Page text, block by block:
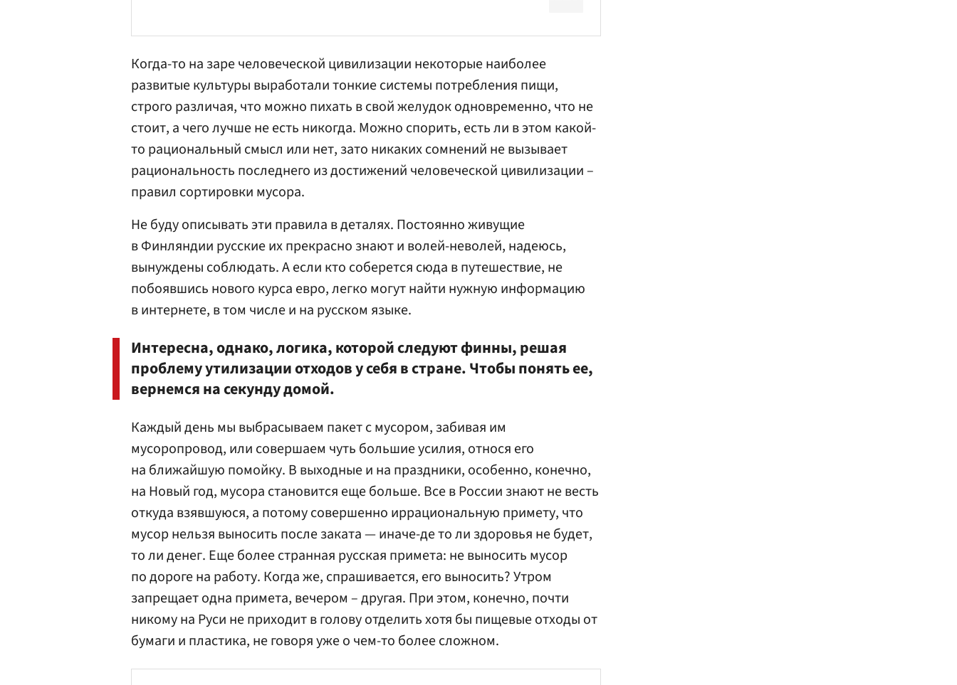
Когда-то на заре человеческой цивилизации некоторые наиболее
развитые культуры выработали тонкие системы потребления пищи,
строго различая, что можно пихать в свой желудок одновременно, что не
стоит, а чего лучше не есть никогда. Можно спорить, есть ли в этом какой-
то рациональный смысл или нет, зато никаких сомнений не вызывает
рациональность последнего из достижений человеческой цивилизации –
правил сортировки мусора.
Не буду описывать эти правила в деталях. Постоянно живущие
в Финляндии русские их прекрасно знают и волей-неволей, надеюсь,
вынуждены соблюдать. А если кто соберется сюда в путешествие, не
побоявшись нового курса евро, легко могут найти нужную информацию
в интернете, в том числе и на русском языке.
Интересна, однако, логика, которой следуют финны, решая
проблему утилизации отходов у себя в стране. Чтобы понять ее,
вернемся на секунду домой.
Каждый день мы выбрасываем пакет с мусором, забивая им
мусоропровод, или совершаем чуть большие усилия, относя его
на ближайшую помойку. В выходные и на праздники, особенно, конечно,
на Новый год, мусора становится еще больше. Все в России знают не весть
откуда взявшуюся, а потому совершенно иррациональную примету, что
мусор нельзя выносить после заката — иначе-де то ли здоровья не будет,
то ли денег. Еще более странная русская примета: не выносить мусор
по дороге на работу. Когда же, спрашивается, его выносить? Утром
запрещает одна примета, вечером – другая. При этом, конечно, почти
никому на Руси не приходит в голову отделить хотя бы пищевые отходы от
бумаги и пластика, не говоря уже о чем-то более сложном.